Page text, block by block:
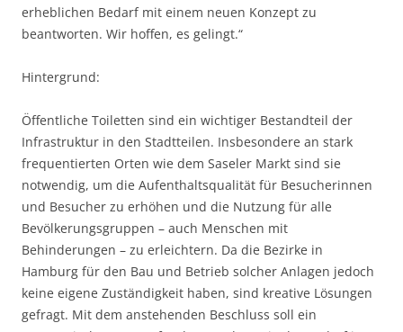
erheblichen Bedarf mit einem neuen Konzept zu
beantworten. Wir hoffen, es gelingt.“
Hintergrund:
Öffentliche Toiletten sind ein wichtiger Bestandteil der
Infrastruktur in den Stadtteilen. Insbesondere an stark
frequentierten Orten wie dem Saseler Markt sind sie
notwendig, um die Aufenthaltsqualität für Besucherinnen
und Besucher zu erhöhen und die Nutzung für alle
Bevölkerungsgruppen – auch Menschen mit
Behinderungen – zu erleichtern. Da die Bezirke in
Hamburg für den Bau und Betrieb solcher Anlagen jedoch
keine eigene Zuständigkeit haben, sind kreative Lösungen
gefragt. Mit dem anstehenden Beschluss soll ein